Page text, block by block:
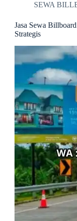
SEWA
Jasa Sewa
Strategis